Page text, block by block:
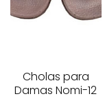
Cholas para
Damas Nomi-12